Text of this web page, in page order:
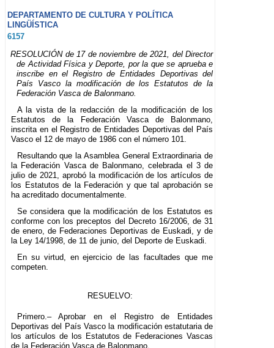
DEPARTAMENTO DE CULTURA Y POLÍTICA
LINGÜÍSTICA
6157
RESOLUCIÓN de 17 de noviembre de 2021, del Director
de Actividad Física y Deporte, por la que se aprueba e
inscribe en el Registro de Entidades Deportivas del
País Vasco la modificación de los Estatutos de la
Federación Vasca de Balonmano.
A la vista de la redacción de la modificación de los
Estatutos de la Federación Vasca de Balonmano,
inscrita en el Registro de Entidades Deportivas del País
Vasco el 12 de mayo de 1986 con el número 101.
Resultando que la Asamblea General Extraordinaria de
la Federación Vasca de Balonmano, celebrada el 3 de
julio de 2021, aprobó la modificación de los artículos de
los Estatutos de la Federación y que tal aprobación se
ha acreditado documentalmente.
Se considera que la modificación de los Estatutos es
conforme con los preceptos del Decreto 16/2006, de 31
de enero, de Federaciones Deportivas de Euskadi, y de
la Ley 14/1998, de 11 de junio, del Deporte de Euskadi.
En su virtud, en ejercicio de las facultades que me
competen.
RESUELVO:
Primero.– Aprobar en el Registro de Entidades
Deportivas del País Vasco la modificación estatutaria de
los artículos de los Estatutos de Federaciones Vascas
de la Federación Vasca de Balonmano.